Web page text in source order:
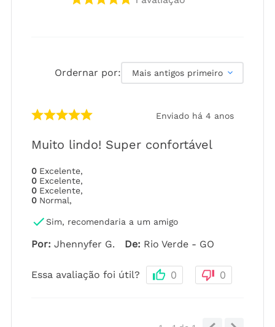
Ordernar por: Mais antigos primeiro
Enviado há 4 anos
Muito lindo! Super confortável
0 Excelente,
0 Excelente,
0 Excelente,
0 Normal,
Sim, recomendaria a um amigo
Por: Jhennyfer G. De: Rio Verde - GO
Essa avaliação foi útil? 0 0